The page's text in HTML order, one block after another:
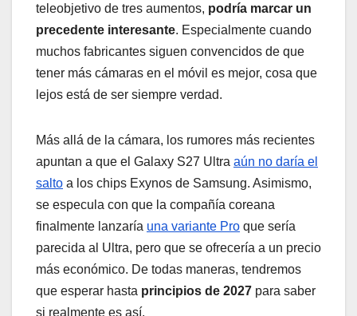
teleobjetivo de tres aumentos, podría marcar un
precedente interesante. Especialmente cuando
muchos fabricantes siguen convencidos de que
tener más cámaras en el móvil es mejor, cosa que
lejos está de ser siempre verdad.
Más allá de la cámara, los rumores más recientes
apuntan a que el Galaxy S27 Ultra aún no daría el
salto a los chips Exynos de Samsung. Asimismo,
se especula con que la compañía coreana
finalmente lanzaría una variante Pro que sería
parecida al Ultra, pero que se ofrecería a un precio
más económico. De todas maneras, tendremos
que esperar hasta principios de 2027 para saber
si realmente es así.